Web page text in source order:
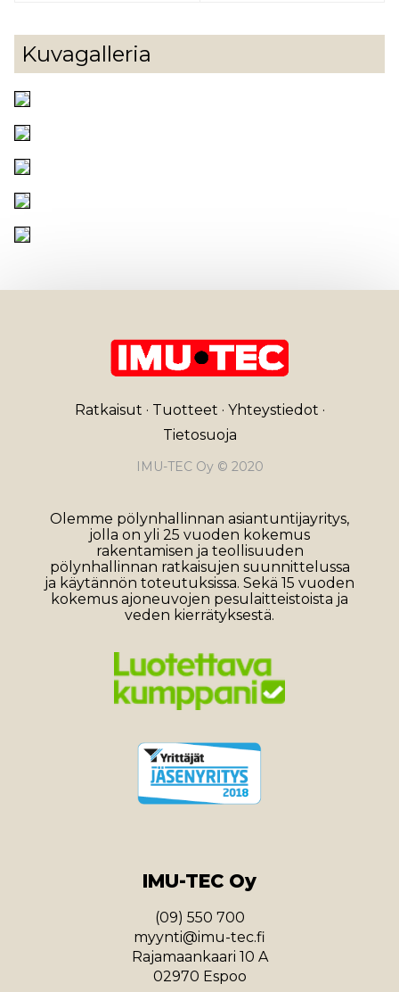
Kuvagalleria
Ratkaisut · Tuotteet · Yhteystiedot ·
Tietosuoja
IMU-TEC Oy © 2020
Olemme pölynhallinnan asiantuntijayritys,
jolla on yli 25 vuoden kokemus
rakentamisen ja teollisuuden
pölynhallinnan ratkaisujen suunnittelussa
ja käytännön toteutuksissa. Sekä 15 vuoden
kokemus ajoneuvojen pesulaitteistoista ja
veden kierrätyksestä.
IMU-TEC Oy
(09) 550 700
myynti@imu-tec.fi
Rajamaankaari 10 A
02970 Espoo